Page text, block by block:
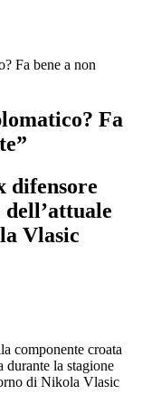
Fa bene a non
Fa
difensore
dell’attuale
Vlasic
componente croata
durante la stagione
di Nikola Vlasic